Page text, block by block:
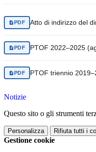
PDF Atto di indirizzo del
PDF PTOF 2022–2025
PDF PTOF triennio
Notizie
Questo sito o gli strumenti
Personalizza Rifiuta tutti i
Gestione cookie